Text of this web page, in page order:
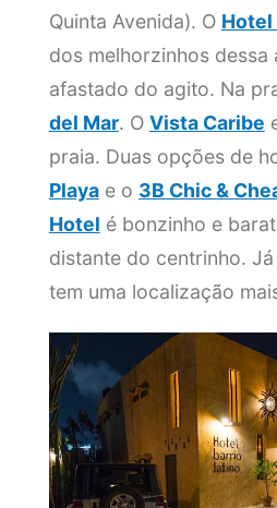
Quinta Avenida). O Hotel
dos melhorzinhos dessa
afastado do agito. Na
del Mar. O Vista Caribe
praia. Duas opções de
Playae o 3B Chic &
Hotel é bonzinho e
distante do centrinho. Já
tem uma localização